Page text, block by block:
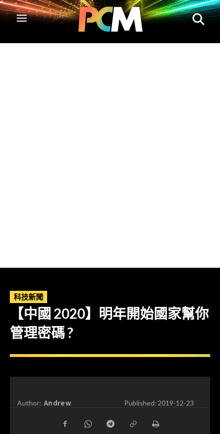
科技新聞
【中國 2020】明年開始國家幫你
管理密碼 ?
Author: Andrew Published:2019-12-23